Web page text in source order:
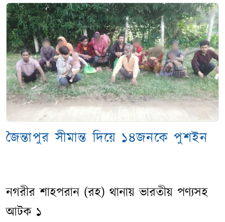
জৈন্তাপুর সীমান্ত দিয়ে ১৪জনকে পুশইন
নগরীর শাহপরান (রহ) থানায় ভারতীয় পণ্যসহ
আটক ১